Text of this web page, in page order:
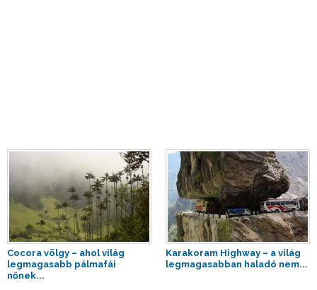
Cocora völgy – ahol világ
legmagasabb pálmafái
nőnek...
Karakoram Highway – a világ
legmagasabban haladó nem...